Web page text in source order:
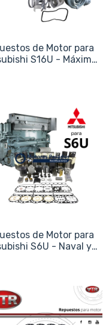
de Motor para
S16U - Máxima
de Motor para
S6U - Naval y